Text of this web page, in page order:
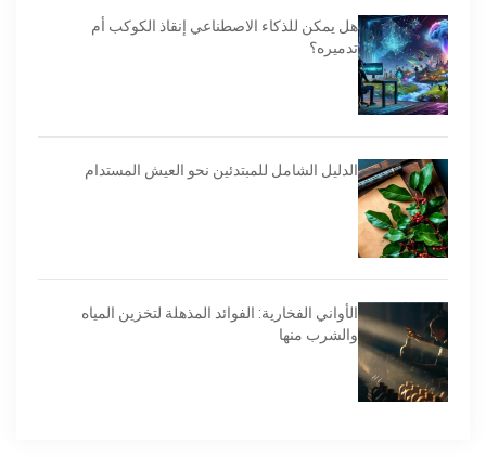
هل يمكن للذكاء الاصطناعي إنقاذ الكوكب أم
تدميره؟
الدليل الشامل للمبتدئين نحو العيش المستدام
الأواني الفخارية: الفوائد المذهلة لتخزين المياه
والشرب منها